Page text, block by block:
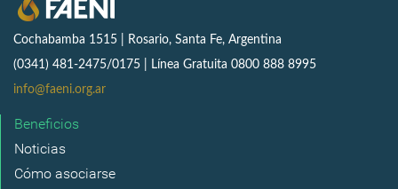
Cochabamba 1515 | Rosario, Santa Fe, Argentina
(0341) 481-2475/0175 | Línea Gratuita 0800 888 8995
info@faeni.org.ar
Beneficios
Noticias
Cómo asociarse